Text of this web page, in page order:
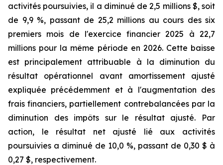
activités poursuivies, il a diminué de 2,5 millions $, soit
de 9,9 %, passant de 25,2 millions au cours des six
premiers mois de l'exercice financier 2025 à 22,7
millions pour la même période en 2026. Cette baisse
est principalement attribuable à la diminution du
résultat opérationnel avant amortissement ajusté
expliquée précédemment et à l'augmentation des
frais financiers, partiellement contrebalancées par la
diminution des impôts sur le résultat ajusté. Par
action, le résultat net ajusté lié aux activités
poursuivies a diminué de 10,0 %, passant de 0,30 $ à
0,27 $, respectivement.